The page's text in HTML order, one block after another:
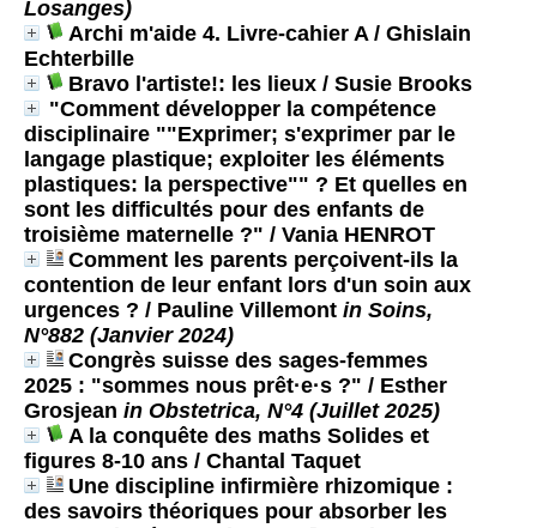
Losanges)
Archi m'aide 4. Livre-cahier A/ Ghislain
Echterbille
Bravo l'artiste!: les lieux / Susie Brooks
"Comment développer la compétence
disciplinaire ""Exprimer; s'exprimer par le
langage plastique; exploiter les éléments
plastiques: la perspective"" ? Et quelles en
sont les difficultés pour des enfants de
troisième maternelle ?" / Vania HENROT
Comment les parents perçoivent-ils la
contention de leur enfant lors d'un soin aux
urgences ? / Pauline Villemont in Soins,
N°882 (Janvier 2024)
Congrès suisse des sages-femmes
2025 : "sommes nous prêt·e·s ?" / Esther
Grosjean in Obstetrica, N°4 (Juillet 2025)
A la conquête des maths Solides et
figures 8-10 ans / Chantal Taquet
Une discipline infirmière rhizomique :
des savoirs théoriques pour absorber les